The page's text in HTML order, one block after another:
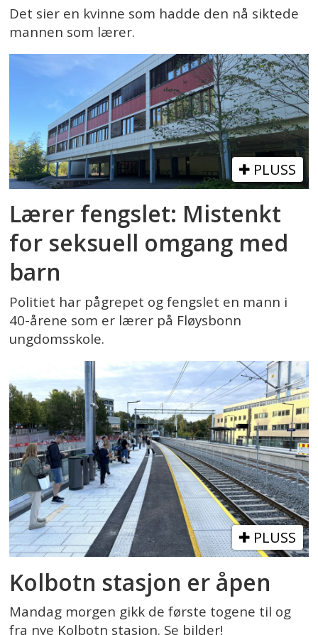
Det sier en kvinne som hadde den nå siktede
mannen som lærer.
PLUSS
Lærer fengslet: Mistenkt
for seksuell omgang med
barn
Politiet har pågrepet og fengslet en mann i
40-årene som er lærer på Fløysbonn
ungdomsskole.
PLUSS
Kolbotn stasjon er åpen
Mandag morgen gikk de første togene til og
fra nye Kolbotn stasjon. Se bilder!